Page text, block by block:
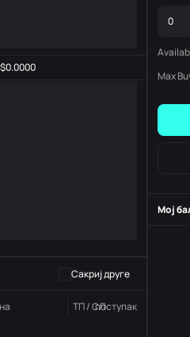
$0.0000
-
Сакриј друге
ТП / СЛпоступак
Max
Мој